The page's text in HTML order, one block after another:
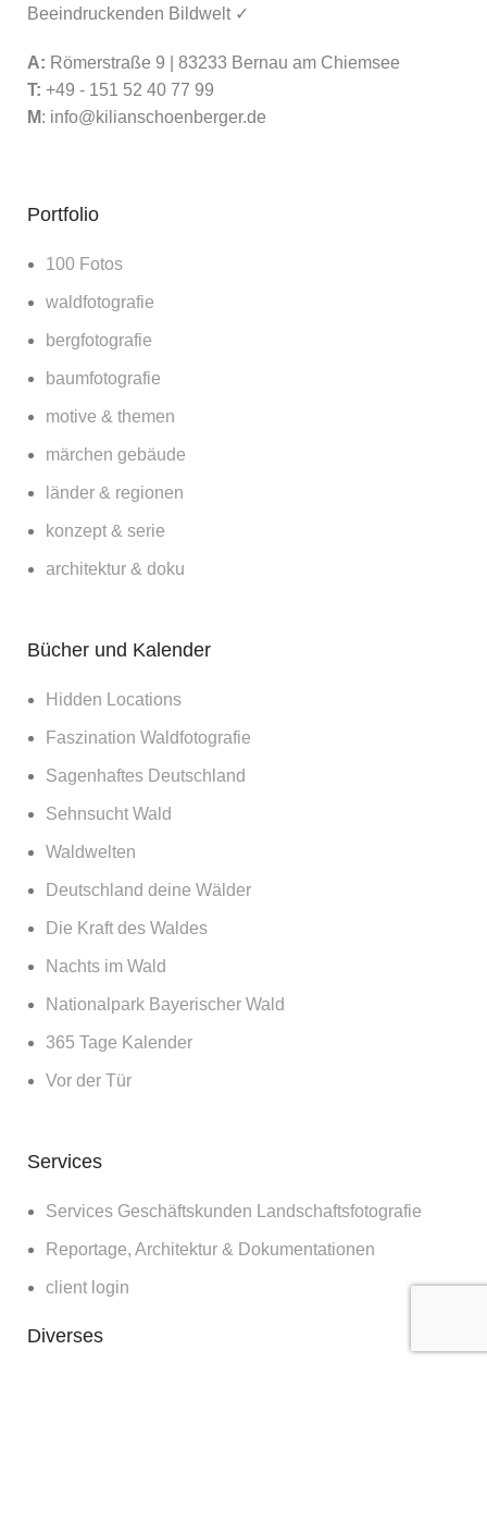
Beeindruckenden Bildwelt ✓
A: Römerstraße 9 | 83233 Bernau am Chiemsee
T: +49 - 151 52 40 77 99
M: info@kilianschoenberger.de
Portfolio
100 Fotos
waldfotografie
bergfotografie
baumfotografie
motive & themen
märchen gebäude
länder & regionen
konzept & serie
architektur & doku
Bücher und Kalender
Hidden Locations
Faszination Waldfotografie
Sagenhaftes Deutschland
Sehnsucht Wald
Waldwelten
Deutschland deine Wälder
Die Kraft des Waldes
Nachts im Wald
Nationalpark Bayerischer Wald
365 Tage Kalender
Vor der Tür
Services
Services Geschäftskunden Landschaftsfotografie
Reportage, Architektur & Dokumentationen
client login
Diverses